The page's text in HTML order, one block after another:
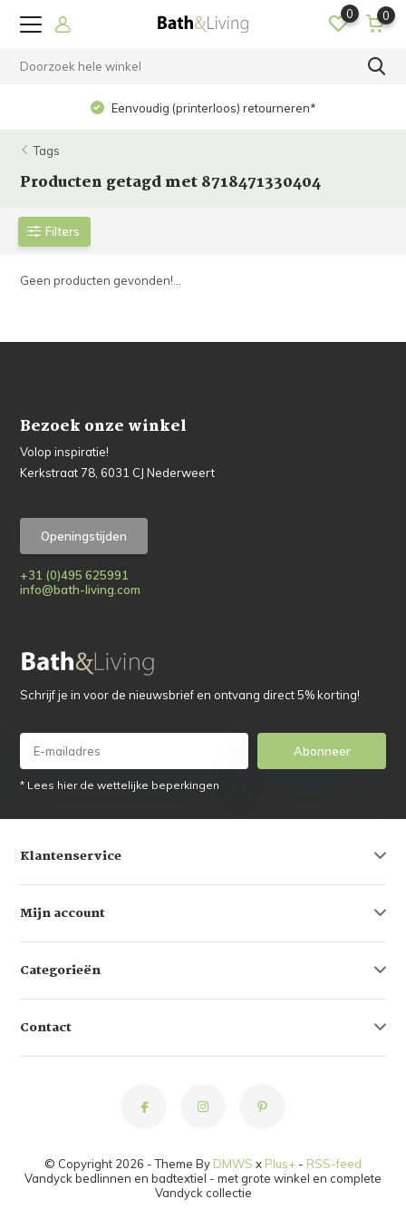
0 0
Eenvoudig (printerloos) retourneren*
Tags
Producten getagd met 8718471330404
Filters
Geen producten gevonden!...
Bezoek onze winkel
Volop inspiratie!
Kerkstraat 78, 6031 CJ Nederweert
Openingstijden
+31 (0)495 625991
info@bath-living.com
Schrijf je in voor de nieuwsbrief en ontvang direct 5% korting!
Abonneer
* Lees hier de wettelijke beperkingen
Klantenservice
Mijn account
Categorieën
Contact
© Copyright 2026 - Theme By DMWS x Plus+ - RSS-feed
Vandyck bedlinnen en badtextiel - met grote winkel en complete
Vandyck collectie